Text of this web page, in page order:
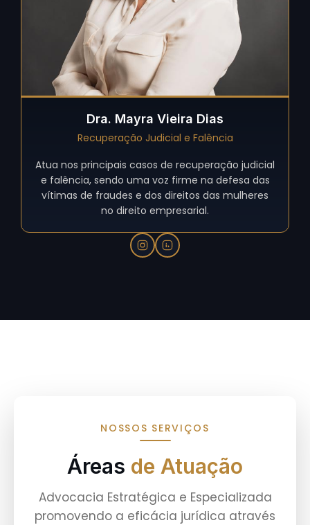
Dra. Mayra Vieira Dias
Recuperação Judicial e Falência
Atua nos principais casos de recuperação judicial
e falência, sendo uma voz firme na defesa das
vítimas de fraudes e dos direitos das mulheres
no direito empresarial.
NOSSOS SERVIÇOS
Áreas de Atuação
Advocacia Estratégica e Especializada
promovendo a eficácia jurídica através